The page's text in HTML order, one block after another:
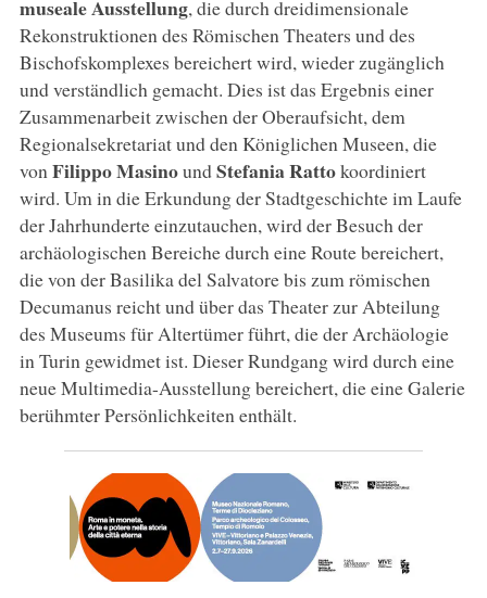
museale Ausstellung, die durch dreidimensionale
Rekonstruktionen des Römischen Theaters und des
Bischofskomplexes bereichert wird, wieder zugänglich
und verständlich gemacht. Dies ist das Ergebnis einer
Zusammenarbeit zwischen der Oberaufsicht, dem
Regionalsekretariat und den Königlichen Museen, die
von Filippo MasinoundStefania Rattokoordiniert
wird. Um in die Erkundung der Stadtgeschichte im Laufe
der Jahrhunderte einzutauchen, wird der Besuch der
archäologischen Bereiche durch eine Route bereichert,
die von der Basilika del Salvatore bis zum römischen
Decumanus reicht und über das Theater zur Abteilung
des Museums für Altertümer führt, die der Archäologie
in Turin gewidmet ist. Dieser Rundgang wird durch eine
neue Multimedia-Ausstellung bereichert, die eine Galerie
berühmter Persönlichkeiten enthält.